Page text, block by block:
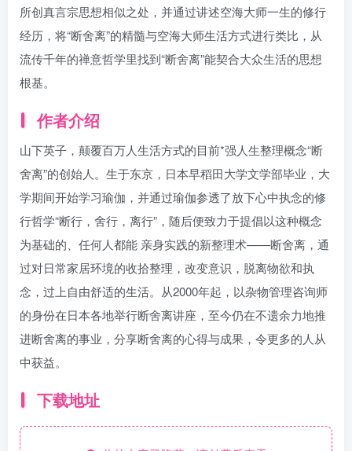
所创真言宗思想相似之处，并通过讲述空海大师一生的修行
经历，将“断舍离”的精髓与空海大师生活方式进行类比，从
流传千年的禅意哲学里找到“断舍离”能契合大众生活的思想
根基。
作者介绍
山下英子，颠覆百万人生活方式的目前*强人生整理概念“断
舍离”的创始人。生于东京，日本早稻田大学文学部毕业，大
学期间开始学习瑜伽，并通过瑜伽参透了放下心中执念的修
行哲学“断行，舍行，离行”，随后便致力于提倡以这种概念
为基础的、任何人都能 亲身实践的新整理术——断舍离，通
过对日常家居环境的收拾整理，改变意识，脱离物欲和执
念，过上自由舒适的生活。从2000年起，以杂物管理咨询师
的身份在日本各地举行断舍离讲座，至今仍在不遗余力地推
进断舍离的事业，分享断舍离的心得与成果，令更多的人从
中获益。
下载地址